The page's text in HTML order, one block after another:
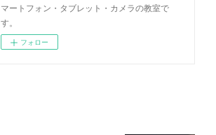
マートフォン・タブレット・カメラの教室で
す。
フォロー